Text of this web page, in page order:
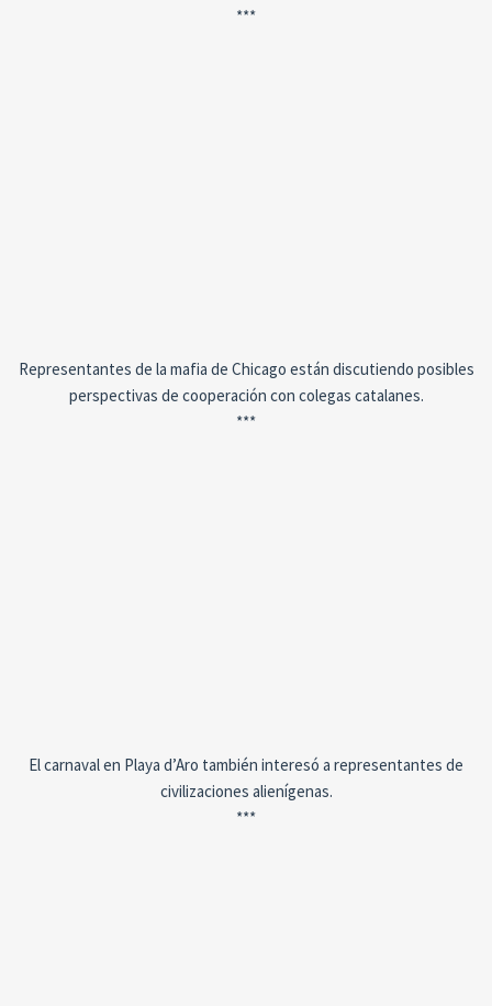
***
Representantes de la mafia de Chicago están discutiendo posibles
perspectivas de cooperación con colegas catalanes.
***
El carnaval en Playa d’Aro también interesó a representantes de
civilizaciones alienígenas.
***